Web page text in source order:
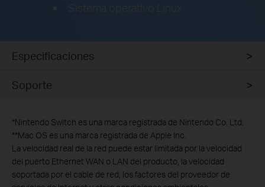
Sistema operativo Linux
Especificaciones
Soporte
*Nintendo Switch es una marca registrada de Nintendo Co. Ltd.
**Mac OS es una marca registrada de Apple Inc.
La velocidad real de la red puede estar limitada por la velocidad
del puerto Ethernet WAN o LAN del producto, la velocidad
soportada por el cable de red, los factores del proveedor de